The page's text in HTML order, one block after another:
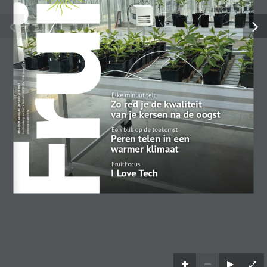
enLandbouwleven.
Cookie instellingen
OK
BELGISCH VAKBLAD OVER FRUIT TEELTVeertiendaags vakblad  • Hasselt P003818  • 10de jaargang  • 20 mei 2026www.vakbladfruit.be Een blik op de toekomst
Peren telen in een  warmer klimaat
FruitFocus
I Love Tech
Elke minuut telt
Zo red je de kwaliteit  van je kersen